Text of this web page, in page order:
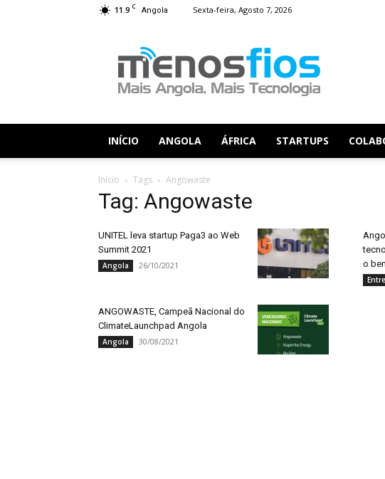
11.9 C Angola Sexta-feira, Agosto 7, 2026
Fios
INÍCIO ANGOLA ÁFRICA STARTUPS
Início Tags Angowaste
Tag: Angowaste
UNITEL leva startup Paga3 ao Web
Summit 2021
Angola 26/10/2021
o
ANGOWASTE, Campeã Nacional do
ClimateLaunchpad Angola
Angola 30/08/2021